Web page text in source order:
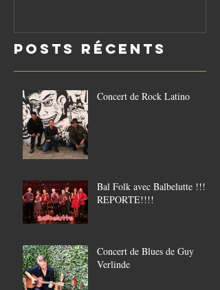
le vendredi
21/8
Posts Récents
Concert de Rock Latino
Bal Folk avec Balbelutte !!!!
REPORTE!!!!
Concert de Blues de Guy
Verlinde